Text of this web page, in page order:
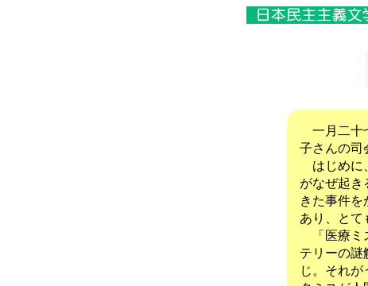
一月二十
子さんの司
はじめに
がなぜ起き
きた事件を
あり、とて
「医療ミ
テリーの謎
じ。それ